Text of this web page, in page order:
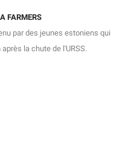
FARMERS
par des jeunes estoniens qui
la chute de l'URSS.